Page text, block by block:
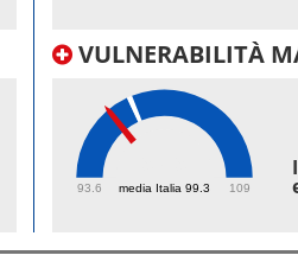
VULNERABILITÀ
media Italia 99.3
93.6 109